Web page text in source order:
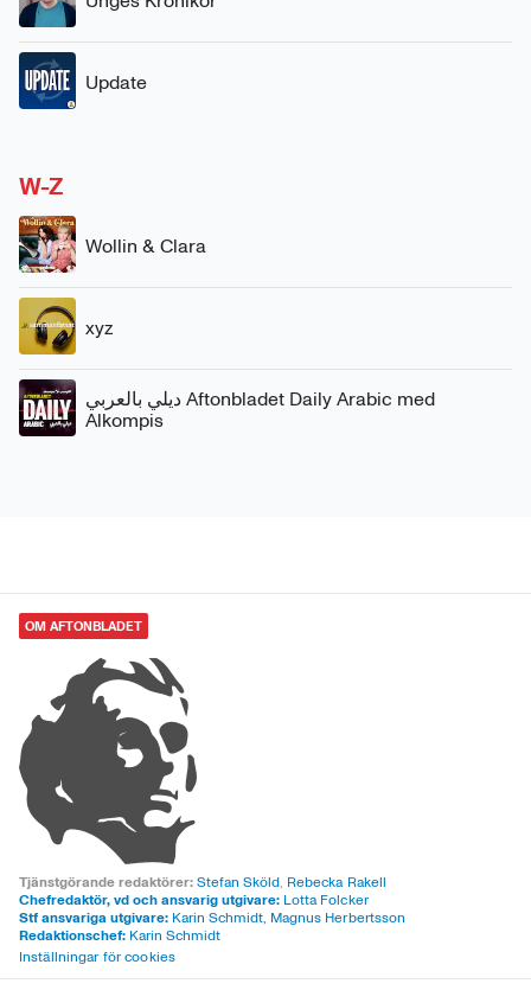
Update
W-Z
Wollin & Clara
xyz
ديلي بالعربي Aftonbladet Daily Arabic med
Alkompis
OM AFTONBLADET
Tjänstgörande redaktörer:Stefan Sköld Rebecka Rakell
Chefredaktör, vd och ansvarig utgivare: Lotta Folcker
Stf ansvariga utgivare: Karin Schmidt, Magnus Herbertsson
Redaktionschef: Karin Schmidt
Inställningar för cookies